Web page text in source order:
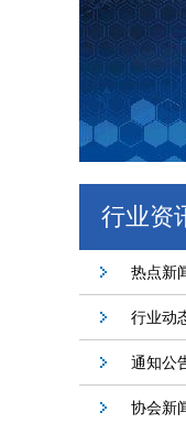
行业资
热点新
行业动
通知公
协会新